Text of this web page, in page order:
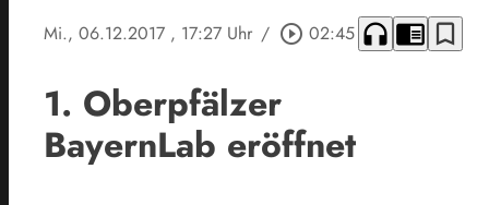
Mi., 06.12.2017 , 17:27 Uhr / play_circle_outline 02:45 headphones chrome_reader_mode bookmark_border
1. Oberpfälzer
BayernLab eröffnet